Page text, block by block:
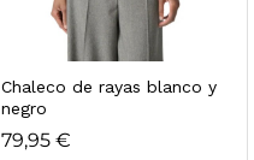
Chaleco de rayas blanco y
negro
79,95 €